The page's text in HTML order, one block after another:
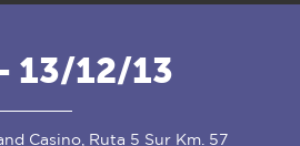
13/12/13
Casino, Ruta 5 Sur Km. 57